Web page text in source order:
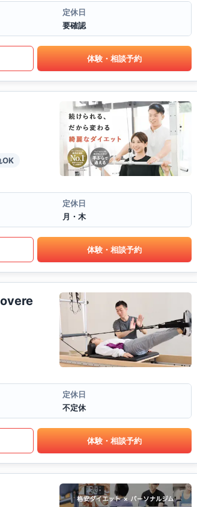
定休日
要確認
体験・相談予約
OK
定休日
月・木
体験・相談予約
定休日
不定休
体験・相談予約